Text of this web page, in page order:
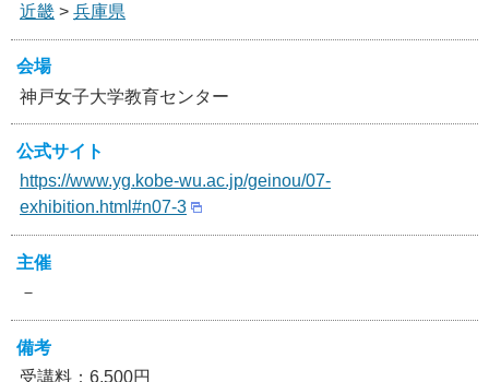
近畿 > 兵庫県
会場
神戸女子大学教育センター
公式サイト
https://www.yg.kobe-wu.ac.jp/geinou/07-
exhibition.html#n07-3
主催
－
備考
受講料：6,500円